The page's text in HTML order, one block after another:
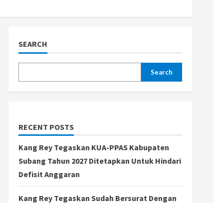
SEARCH
Search
RECENT POSTS
Kang Rey Tegaskan KUA-PPAS Kabupaten
Subang Tahun 2027 Ditetapkan Untuk Hindari
Defisit Anggaran
Kang Rey Tegaskan Sudah Bersurat Dengan